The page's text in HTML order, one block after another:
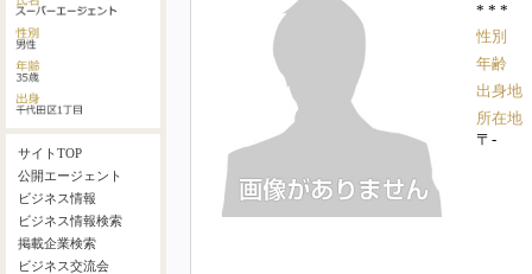
サイトTOP
公開エージェント
ビジネス情報
ビジネス情報検索
掲載企業検索
ビジネス交流会
* * *
性別
年齢
出身地
所在地
〒-